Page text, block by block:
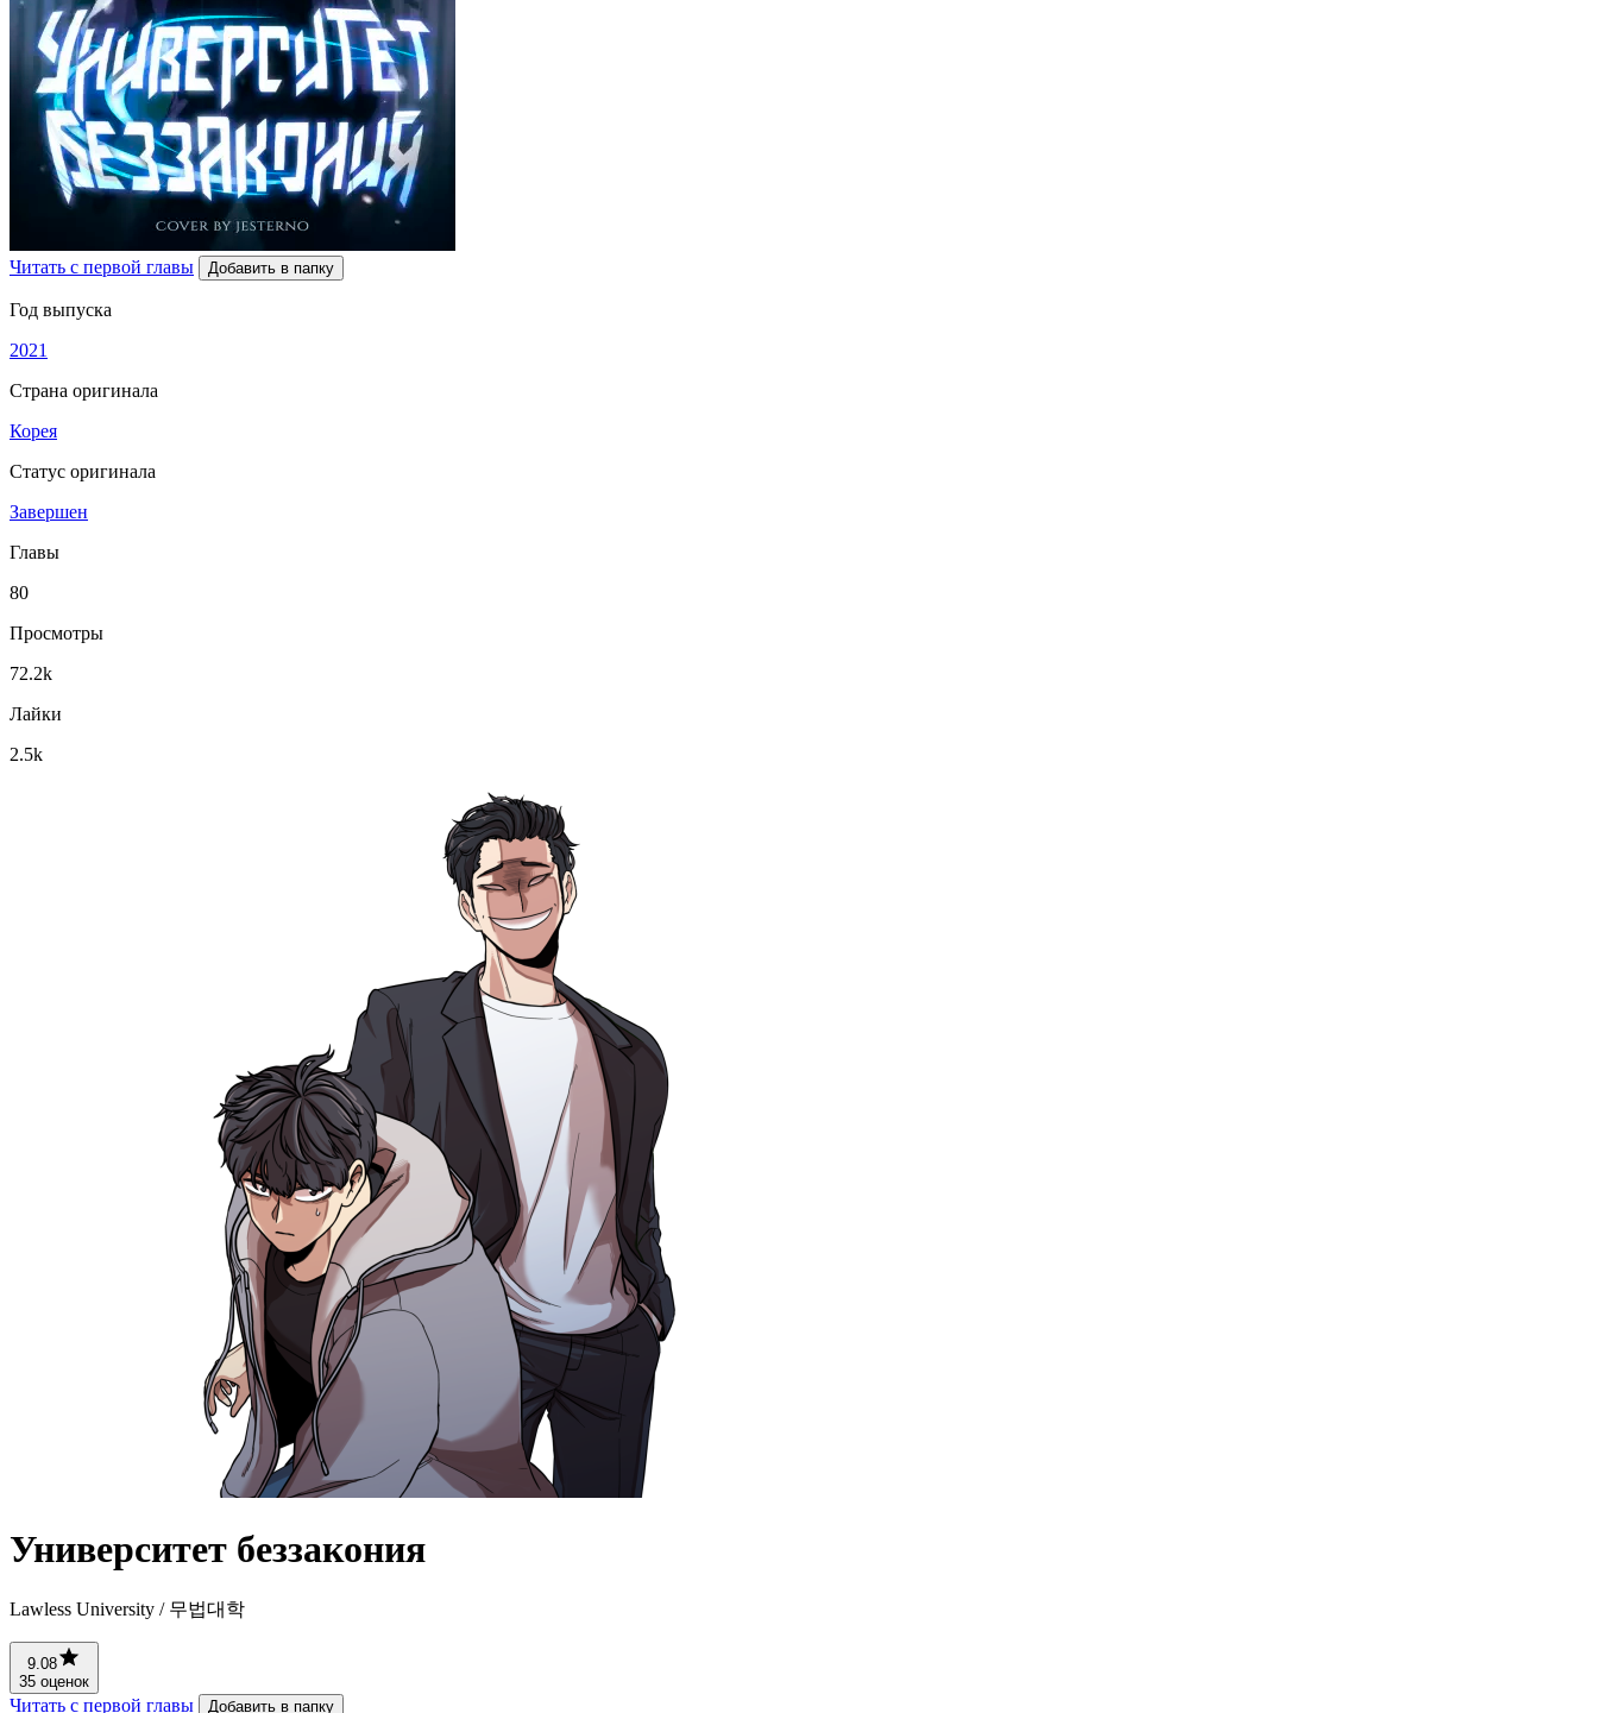
Читать с первой главы Добавить в папку
Год выпуска
2021
Страна оригинала
Корея
Статус оригинала
Завершен
Главы
80
Просмотры
72.2k
Лайки
2.5k
Университет беззакония
Lawless University / 무법대학
9.08
35 оценок
Читать с первой главы Добавить в папку